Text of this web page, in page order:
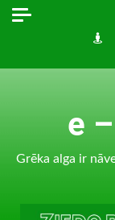
Skip
e
Grēka alga ir